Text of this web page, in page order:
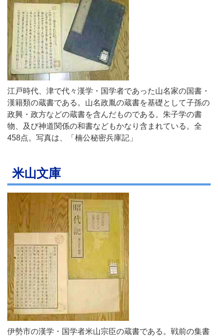
江戸時代、津で代々漢学・国学者であった山名家の国書・
漢籍類の蔵書である。山名政胤の蔵書を基礎として子孫の
政興・政方などの蔵書を含んだものである。朱子学の書
物、及び神道関係の和書などもかなり含まれている。全
458点。写真は、「楠公秘密兵庫記」
米山文庫
伊勢市の漢学・国学者米山宗臣の蔵書である。戦前の集書